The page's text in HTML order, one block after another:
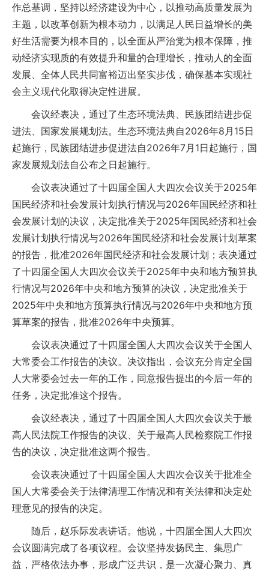
作总基调，坚持以经济建设为中心，以推动高质量发展为
主题，以改革创新为根本动力，以满足人民日益增长的美
好生活需要为根本目的，以全面从严治党为根本保障，推
动经济实现质的有效提升和量的合理增长，推动人的全面
发展、全体人民共同富裕迈出坚实步伐，确保基本实现社
会主义现代化取得决定性进展。
会议经表决，通过了生态环境法典、民族团结进步促
进法、国家发展规划法。生态环境法典自2026年8月15日
起施行，民族团结进步促进法自2026年7月1日起施行，国
家发展规划法自公布之日起施行。
会议表决通过了十四届全国人大四次会议关于2025年
国民经济和社会发展计划执行情况与2026年国民经济和社
会发展计划的决议，决定批准关于2025年国民经济和社会
发展计划执行情况与2026年国民经济和社会发展计划草案
的报告，批准2026年国民经济和社会发展计划；表决通过
了十四届全国人大四次会议关于2025年中央和地方预算执
行情况与2026年中央和地方预算的决议，决定批准关于
2025年中央和地方预算执行情况与2026年中央和地方预
算草案的报告，批准2026年中央预算。
会议表决通过了十四届全国人大四次会议关于全国人
大常委会工作报告的决议。决议指出，会议充分肯定全国
人大常委会过去一年的工作，同意报告提出的今后一年的
任务，决定批准这个报告。
会议经表决，通过了十四届全国人大四次会议关于最
高人民法院工作报告的决议、关于最高人民检察院工作报
告的决议，决定批准这两个报告。
会议表决通过了十四届全国人大四次会议关于批准全
国人大常委会关于法律清理工作情况和有关法律和决定处
理意见的报告的决定。
随后，赵乐际发表讲话。他说，十四届全国人大四次
会议圆满完成了各项议程。会议坚持发扬民主、集思广
益，严格依法办事，形成广泛共识，是一次凝心聚力、真